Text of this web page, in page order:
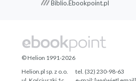
Biblio.Ebookpoint.pl
© Helion 1991-2026
Helion.pl sp. z o.o.
tel. (32) 230-98-63